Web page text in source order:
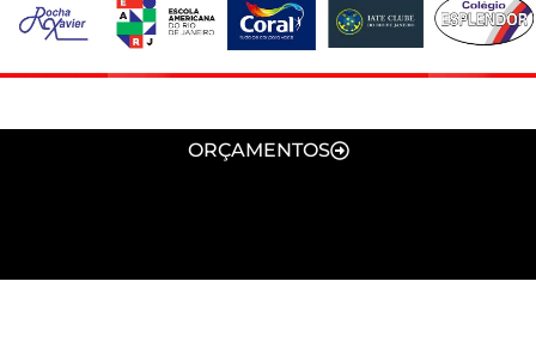
ORÇAMENTOS